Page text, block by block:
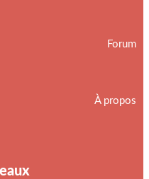
Forum
À propos